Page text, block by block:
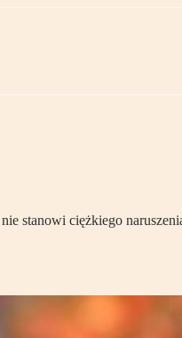
stanowi ciężkiego